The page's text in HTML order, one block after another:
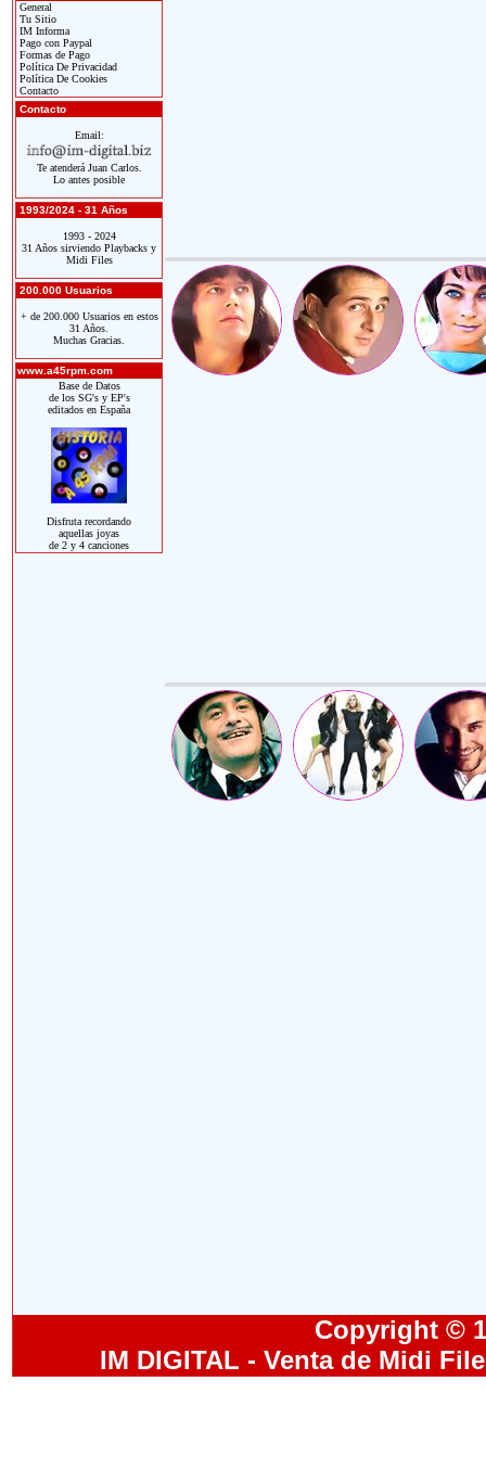
General
Tu Sitio
IM Informa
Pago con Paypal
Formas de Pago
Política De Privacidad
Política De Cookies
Contacto
Contacto
Email:
Te atenderá Juan Carlos.
Lo antes posible
1993/2024 - 31 Años
1993 - 2024
31 Años sirviendo Playbacks y
Midi Files
200.000 Usuarios
+ de 200.000 Usuarios en estos
31 Años.
Muchas Gracias.
www.a45rpm.com
Base de Datos
de los SG's y EP's
editados en España
Disfruta recordando
aquellas joyas
de 2 y 4 canciones
Copyright ©
IM DIGITAL - Venta de Midi